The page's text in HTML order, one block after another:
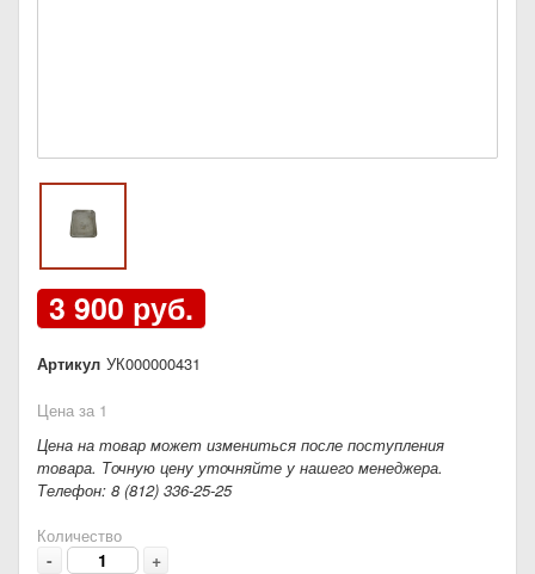
3 900 руб.
Артикул УК000000431
Цена за 1
Цена на товар может измениться после поступления
товара. Точную цену уточняйте у нашего менеджера.
Телефон: 8 (812) 336-25-25
Количество
- +